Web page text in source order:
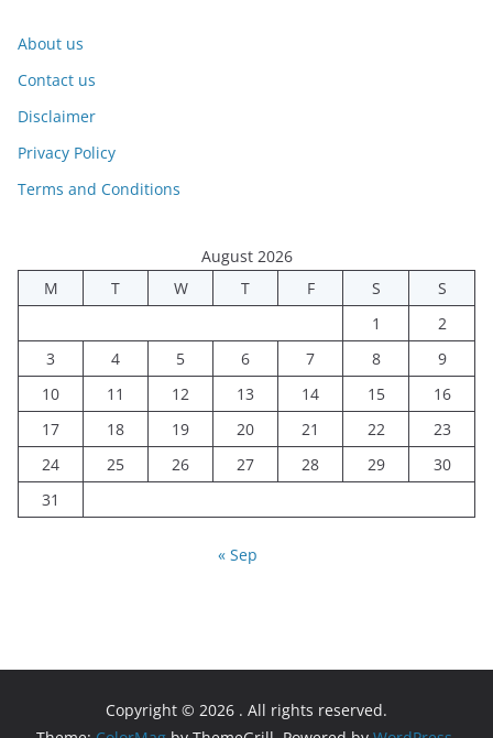
About us
Contact us
Disclaimer
Privacy Policy
Terms and Conditions
August 2026
M
T W T F S
S
1
2
3
4 5 6 7 8
9
10
11 12 13 14 15
16
17
18 19 20 21 22
23
24
25 26 27 28 29
30
31
« Sep
Copyright © 2026 . All rights reserved.